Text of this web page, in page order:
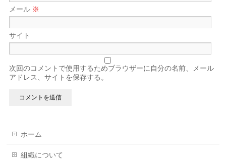
メール ※
サイト
次回のコメントで使用するためブラウザーに自分の名前、メール
アドレス、サイトを保存する。
ホーム
組織について